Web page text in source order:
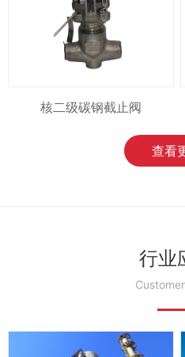
核二级碳钢截止阀
查看
行业